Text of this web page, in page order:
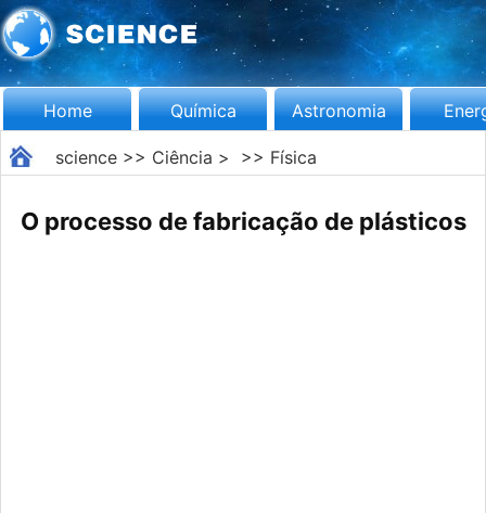
Home Química Astronomia
science>> Ciência > >> Física
O processo de fabricação de plásticos